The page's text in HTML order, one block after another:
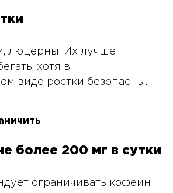
люцерны. Их лучше
хотя в
виде ростки безопасны.
более 200 мг в сутки
ограничивать кофеин